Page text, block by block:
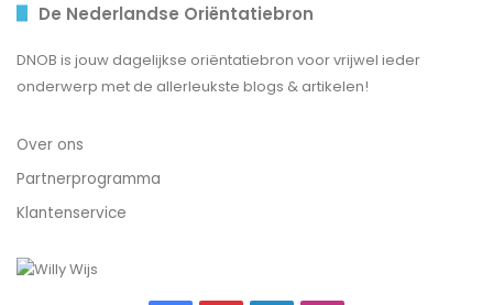
De Nederlandse Oriëntatiebron
DNOB is jouw dagelijkse oriëntatiebron voor vrijwel ieder
onderwerp met de allerleukste blogs & artikelen!
Over ons
Partnerprogramma
Klantenservice